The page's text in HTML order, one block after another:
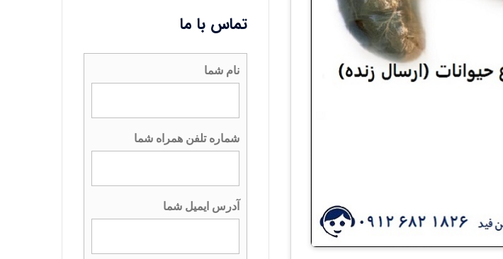
تماس با ما
نام شما
شماره تلفن همراه شما
آدرس ایمیل شما